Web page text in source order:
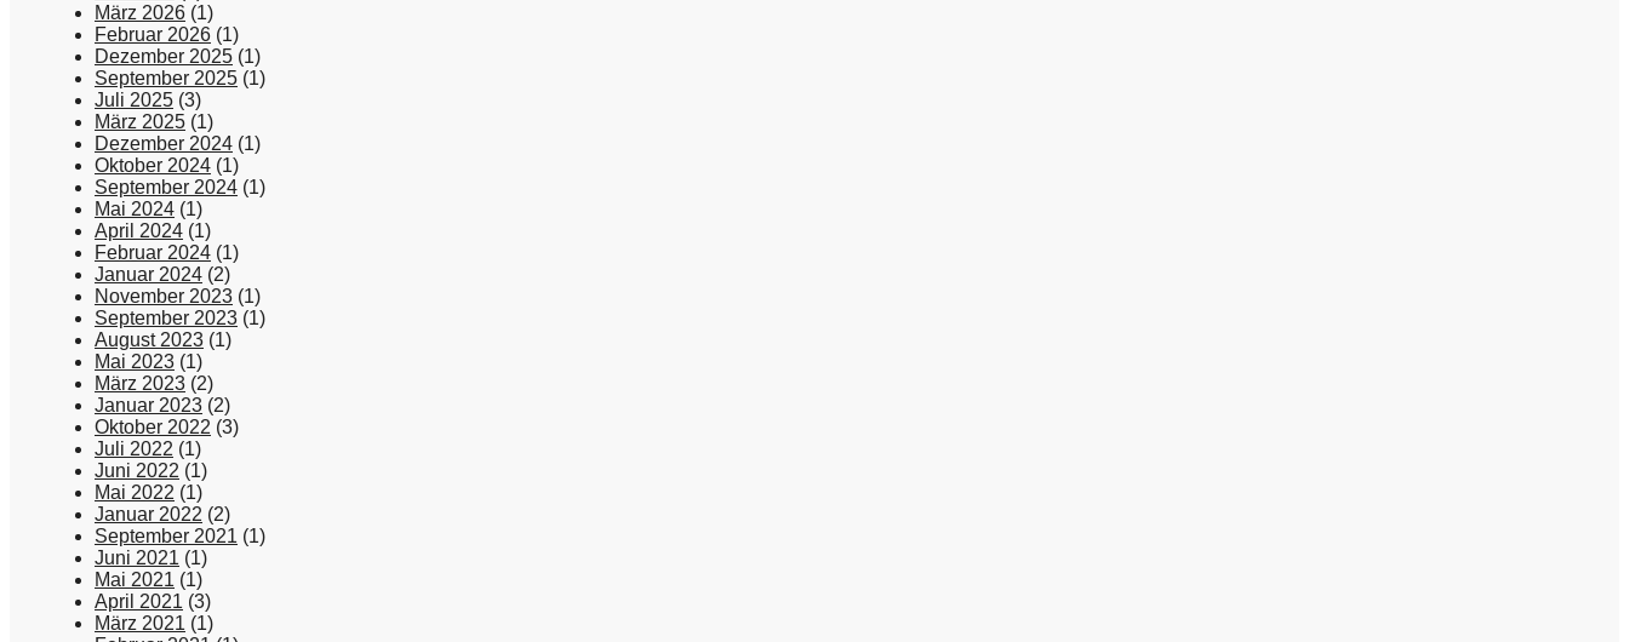
März 2026 (1)
Februar 2026 (1)
Dezember 2025 (1)
September 2025 (1)
Juli 2025 (3)
März 2025 (1)
Dezember 2024 (1)
Oktober 2024 (1)
September 2024 (1)
Mai 2024 (1)
April 2024 (1)
Februar 2024 (1)
Januar 2024 (2)
November 2023 (1)
September 2023 (1)
August 2023 (1)
Mai 2023 (1)
März 2023 (2)
Januar 2023 (2)
Oktober 2022 (3)
Juli 2022 (1)
Juni 2022 (1)
Mai 2022 (1)
Januar 2022 (2)
September 2021 (1)
Juni 2021 (1)
Mai 2021 (1)
April 2021 (3)
März 2021 (1)